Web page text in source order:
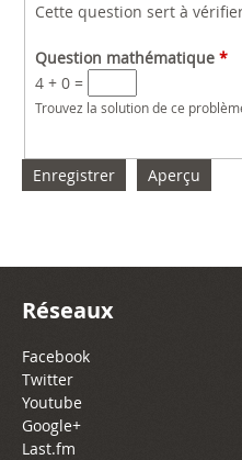
Cette question sert à
Question mathématique *
4 + 0 =
Trouvez la solution de ce
Réseaux
Facebook
Twitter
Youtube
Google+
Last.fm